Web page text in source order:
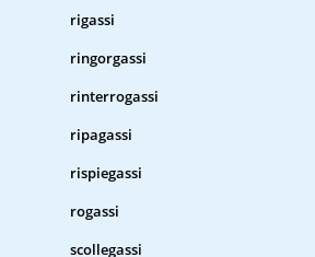
rigassi
ringorgassi
rinterrogassi
ripagassi
rispiegassi
rogassi
scollegassi